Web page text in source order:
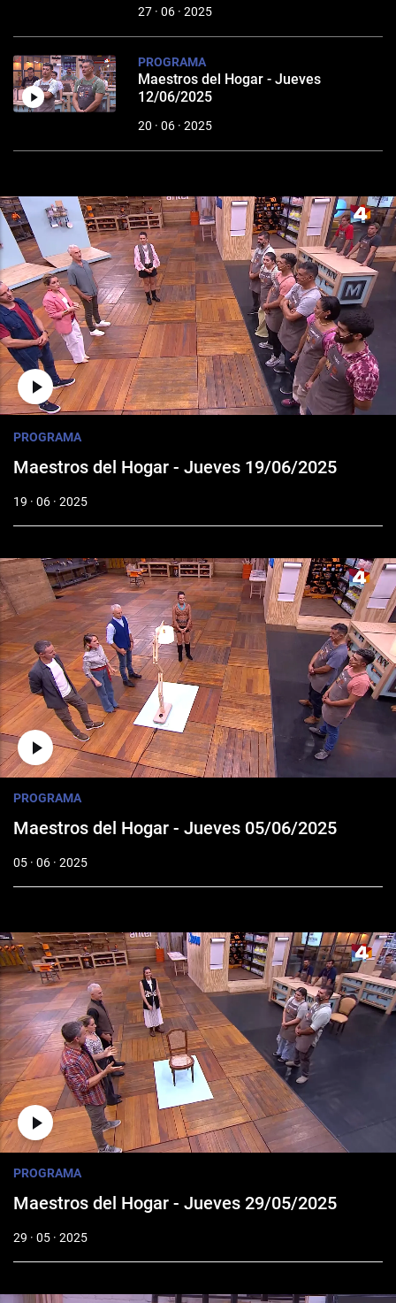
27 · 06 · 2025
PROGRAMA
Maestros del Hogar - Jueves
12/06/2025
20 · 06 · 2025
PROGRAMA
Maestros del Hogar - Jueves 19/06/2025
19 · 06 · 2025
PROGRAMA
Maestros del Hogar - Jueves 05/06/2025
05 · 06 · 2025
PROGRAMA
Maestros del Hogar - Jueves 29/05/2025
29 · 05 · 2025